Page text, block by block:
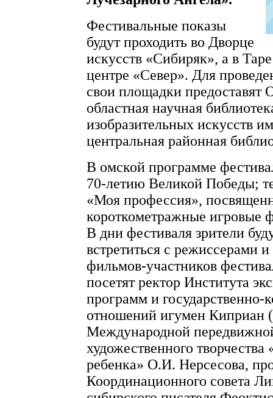
Фестивальные показы
будут проходить во Дворце
искусств «Сибиряк», а в
центре «Север». Для
свои площадки предоставят
областная научная
изобразительных искусств
центральная районная
В омской программе
70-летию Великой Победы;
«Моя профессия»,
короткометражные игровые
В дни фестиваля зрители
встретиться с режиссерами
фильмов-участников
посетят ректор Института
программ и
отношений игумен Киприан
Международной
художественного
ребенка» О.И. Нерсесова,
Координационного совета